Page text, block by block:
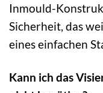
Inmould-
Sicherheit, das
eines einfachen
Kann ich das